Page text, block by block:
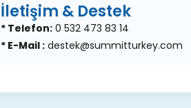
İletişim & Destek
* Telefon: 0 532 473 83 14
* E-Mail : destek@summitturkey.com